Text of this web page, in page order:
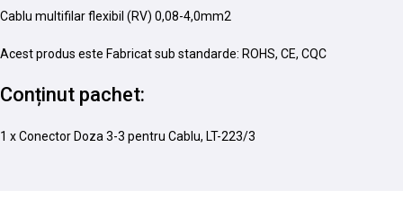
Cablu multifilar flexibil (RV) 0,08-4,0mm2
Acest produs este Fabricat sub standarde: ROHS, CE, CQC
Conținut pachet:
1 x Conector Doza 3-3 pentru Cablu, LT-223/3